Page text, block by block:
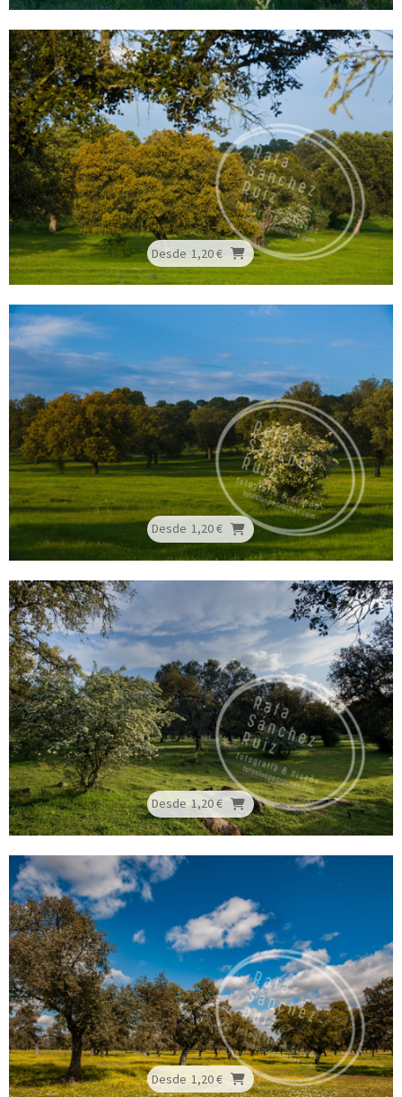
Desde 1,20 €
Desde 1,20 €
Desde 1,20 €
Desde 1,20 €